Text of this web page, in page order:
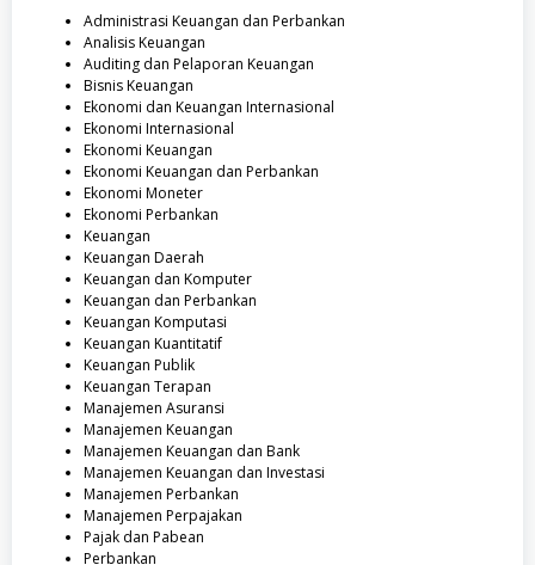
Administrasi Keuangan dan Perbankan
Analisis Keuangan
Auditing dan Pelaporan Keuangan
Bisnis Keuangan
Ekonomi dan Keuangan Internasional
Ekonomi Internasional
Ekonomi Keuangan
Ekonomi Keuangan dan Perbankan
Ekonomi Moneter
Ekonomi Perbankan
Keuangan
Keuangan Daerah
Keuangan dan Komputer
Keuangan dan Perbankan
Keuangan Komputasi
Keuangan Kuantitatif
Keuangan Publik
Keuangan Terapan
Manajemen Asuransi
Manajemen Keuangan
Manajemen Keuangan dan Bank
Manajemen Keuangan dan Investasi
Manajemen Perbankan
Manajemen Perpajakan
Pajak dan Pabean
Perbankan